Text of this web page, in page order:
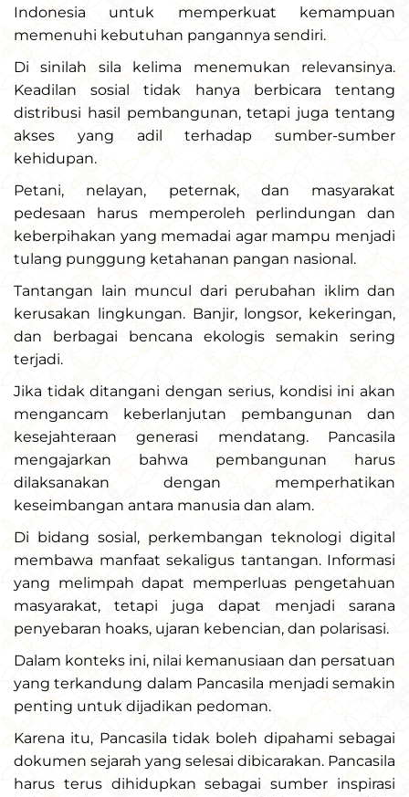
Indonesia untuk memperkuat kemampuan
memenuhi kebutuhan pangannya sendiri.
Di sinilah sila kelima menemukan relevansinya.
Keadilan sosial tidak hanya berbicara tentang
distribusi hasil pembangunan, tetapi juga tentang
akses yang adil terhadap sumber-sumber
kehidupan.
Petani, nelayan, peternak, dan masyarakat
pedesaan harus memperoleh perlindungan dan
keberpihakan yang memadai agar mampu menjadi
tulang punggung ketahanan pangan nasional.
Tantangan lain muncul dari perubahan iklim dan
kerusakan lingkungan. Banjir, longsor, kekeringan,
dan berbagai bencana ekologis semakin sering
terjadi.
Jika tidak ditangani dengan serius, kondisi ini akan
mengancam keberlanjutan pembangunan dan
kesejahteraan generasi mendatang. Pancasila
mengajarkan bahwa pembangunan harus
dilaksanakan dengan memperhatikan
keseimbangan antara manusia dan alam.
Di bidang sosial, perkembangan teknologi digital
membawa manfaat sekaligus tantangan. Informasi
yang melimpah dapat memperluas pengetahuan
masyarakat, tetapi juga dapat menjadi sarana
penyebaran hoaks, ujaran kebencian, dan polarisasi.
Dalam konteks ini, nilai kemanusiaan dan persatuan
yang terkandung dalam Pancasila menjadi semakin
penting untuk dijadikan pedoman.
Karena itu, Pancasila tidak boleh dipahami sebagai
dokumen sejarah yang selesai dibicarakan. Pancasila
harus terus dihidupkan sebagai sumber inspirasi